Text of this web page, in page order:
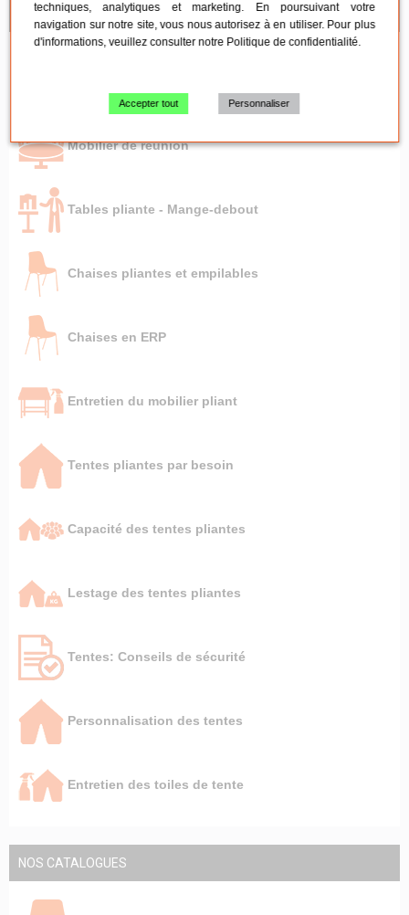
NOS CONSEILS
Mobilier de réunion
Tables pliante - Mange-debout
Chaises pliantes et empilables
Chaises en ERP
Entretien du mobilier pliant
Tentes pliantes par besoin
Capacité des tentes pliantes
Lestage des tentes pliantes
Tentes: Conseils de sécurité
Personnalisation des tentes
Entretien des toiles de tente
NOS CATALOGUES
techniques, analytiques et marketing. En poursuivant votre
navigation sur notre site, vous nous autorisez à en utiliser. Pour plus
d'informations, veuillez consulter notre Politique de confidentialité.
Accepter tout Personnaliser